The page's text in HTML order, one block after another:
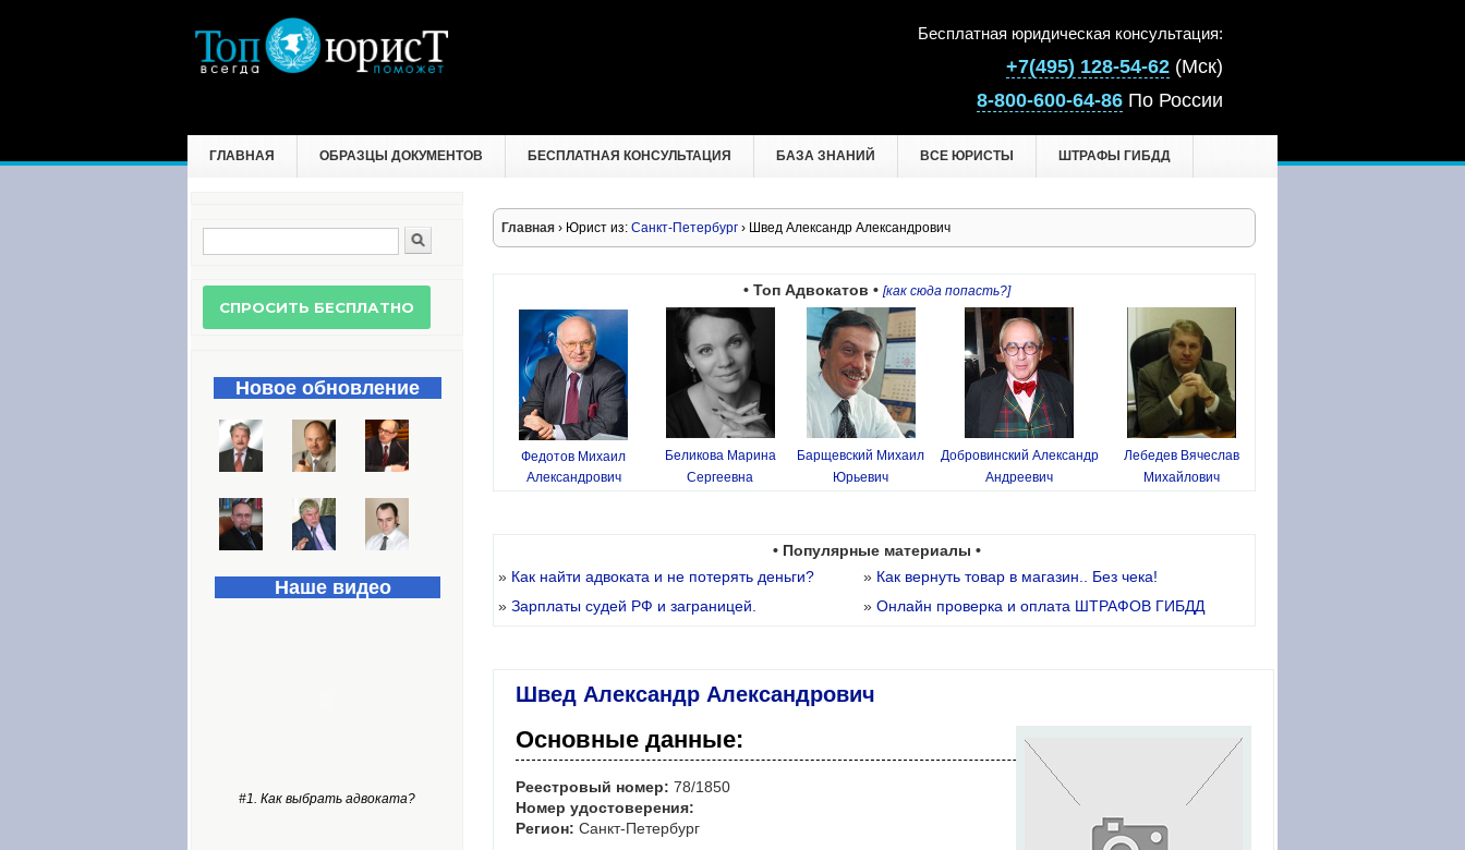
Бесплатная юридическая консультация:
+7(495) 128-54-62 (Мск)
8-800-600-64-86 По России
ГЛАВНАЯ ОБРАЗЦЫ ДОКУМЕНТОВ БЕСПЛАТНАЯ КОНСУЛЬТАЦИЯ БАЗА ЗНАНИЙ ВСЕ ЮРИСТЫ ШТРАФЫ ГИБДД
Главная › Юрист из: Санкт-Петербург › Швед Александр Александрович
• Топ Адвокатов • [как сюда попасть?]
Федотов Михаил
Александрович
Беликова Марина
Сергеевна
Барщевский Михаил
Юрьевич
Добровинский Александр
Андреевич
Лебедев Вячеслав
Михайлович
• Популярные материалы •
» Как найти адвоката и не потерять деньги? » Как вернуть товар в магазин.. Без чека!
» Зарплаты судей РФ и заграницей. » Онлайн проверка и оплата ШТРАФОВ ГИБДД
Швед Александр Александрович
Основные данные:
Реестровый номер: 78/1850
Номер удостоверения:
Регион: Санкт-Петербург
Форма поиска
Новое обновление
Наше видео
#1. Как выбрать адвоката?